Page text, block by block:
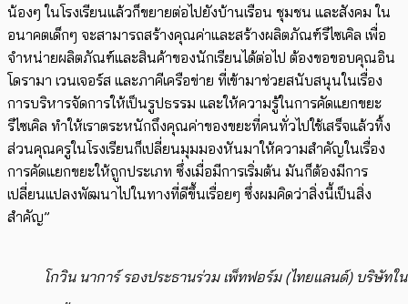
น้องๆ ในโรงเรียนแล้วก็ขยายต่อไปยังบ้านเรือน ชุมชน และสังคม ใน
อนาคตเด็กๆ จะสามารถสร้างคุณค่าและสร้างผลิตภัณฑ์รีไซเคิล เพื่อ
จำหน่ายผลิตภัณฑ์และสินค้าของนักเรียนได้ต่อไป ต้องขอขอบคุณอิน
โดรามา เวนเจอร์ส และภาคีเครือข่าย ที่เข้ามาช่วยสนับสนุนในเรื่อง
การบริหารจัดการให้เป็นรูปธรรม และให้ความรู้ในการคัดแยกขยะ
รีไซเคิล ทำให้เราตระหนักถึงคุณค่าของขยะที่คนทั่วไปใช้เสร็จแล้วทิ้ง
ส่วนคุณครูในโรงเรียนก็เปลี่ยนมุมมองหันมาให้ความสำคัญในเรื่อง
การคัดแยกขยะให้ถูกประเภท ซึ่งเมื่อมีการเริ่มต้น มันก็ต้องมีการ
เปลี่ยนแปลงพัฒนาไปในทางที่ดีขึ้นเรื่อยๆ ซึ่งผมคิดว่าสิ่งนี้เป็นสิ่ง
สำคัญ”
โกวิน นาการ์ รองประธานร่วม เพ็ทฟอร์ม (ไทยแลนด์) บริษัทใ